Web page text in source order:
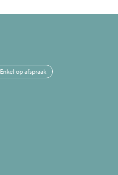
Enkel op afspraak